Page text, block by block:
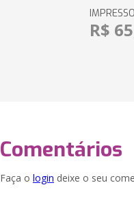
IMPRESSO
R$
Comentários
Faça o login deixe o seu